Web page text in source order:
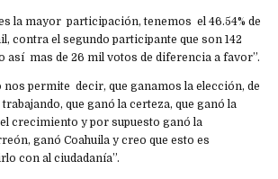
la mayor participación, tenemos el 46.54% de
contra el segundo participante que son 142
así mas de 26 mil votos de diferencia a favor”.
permite decir, que ganamos la elección, de
que ganó la certeza, que ganó la
crecimiento y por supuesto ganó la
ganó Coahuila y creo que esto es
con al ciudadanía”.